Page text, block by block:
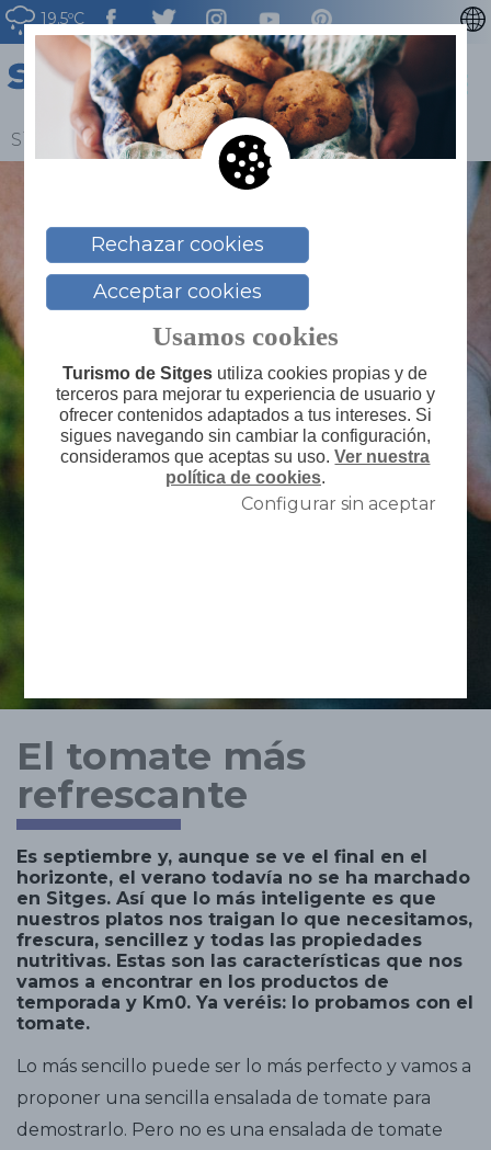
19.5ºC
CATALÀ
ENGLISH
FRANÇAIS
Sitges > Blog > El tomate más refrescante
El tomate más
refrescante
Es septiembre y, aunque se ve el final en el
horizonte, el verano todavía no se ha marchado
en Sitges. Así que lo más inteligente es que
nuestros platos nos traigan lo que necesitamos,
frescura, sencillez y todas las propiedades
nutritivas. Estas son las características que nos
vamos a encontrar en los productos de
temporada y Km0. Ya veréis: lo probamos con el
tomate.
Lo más sencillo puede ser lo más perfecto y vamos a
proponer una sencilla ensalada de tomate para
demostrarlo. Pero no es una ensalada de tomate
Rechazar cookies
Acceptar cookies
Usamos cookies
Turismo de Sitges utiliza cookies propias y de
terceros para mejorar tu experiencia de usuario y
ofrecer contenidos adaptados a tus intereses. Si
sigues navegando sin cambiar la configuración,
consideramos que aceptas su uso.Ver nuestra
política de cookies.
Configurar sin aceptar